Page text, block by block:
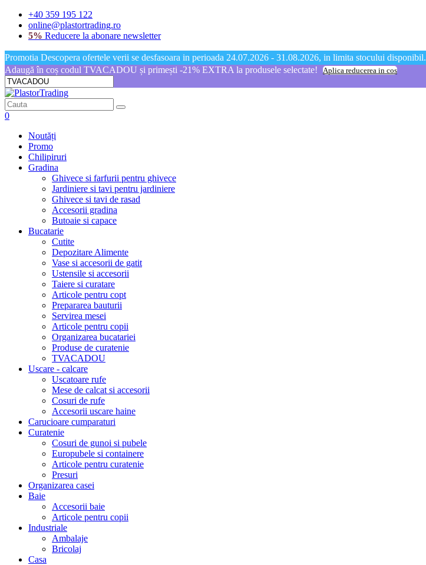
+40 359 195 122
online@plastortrading.ro
5% Reducere la abonare newsletter
Promotia Descopera ofertele verii se desfasoara in perioada 24.07.2026 - 31.08.2026, in limita stocului disponibil.
Adaugă în coș codul TVACADOU și primești -21% EXTRA la produsele selectate!
Aplica reducerea in cos
0
Noutăți
Promo
Chilipiruri
Gradina
Ghivece si farfurii pentru ghivece
Jardiniere si tavi pentru jardiniere
Ghivece si tavi de rasad
Accesorii gradina
Butoaie si capace
Bucatarie
Cutite
Depozitare Alimente
Vase si accesorii de gatit
Ustensile si accesorii
Taiere si curatare
Articole pentru copt
Prepararea bauturii
Servirea mesei
Articole pentru copii
Organizarea bucatariei
Produse de curatenie
TVACADOU
Uscare - calcare
Uscatoare rufe
Mese de calcat si accesorii
Cosuri de rufe
Accesorii uscare haine
Carucioare cumparaturi
Curatenie
Cosuri de gunoi si pubele
Europubele si containere
Articole pentru curatenie
Presuri
Organizarea casei
Baie
Accesorii baie
Articole pentru copii
Industriale
Ambalaje
Bricolaj
Casa